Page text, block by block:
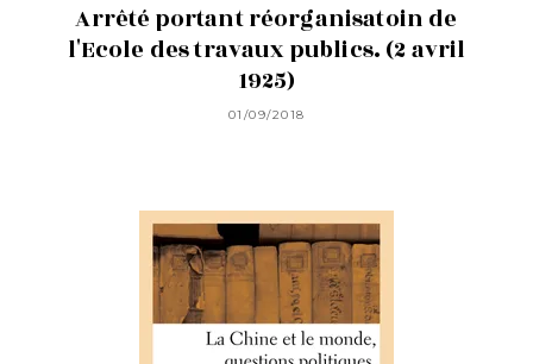
Arrêté portant réorganisatoin de
l'Ecole des travaux publics. (2 avril
1925)
01/09/2018